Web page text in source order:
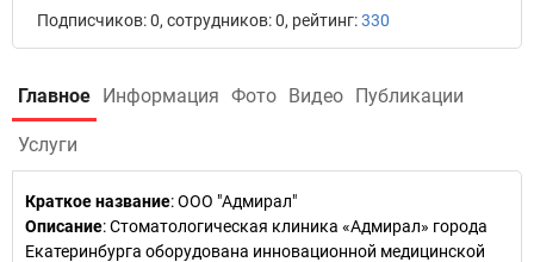
Подписчиков: 0, сотрудников: 0, рейтинг:330
Главное Информация Фото Видео Публикации
Услуги
Краткое название:ООО "Адмирал"
Описание: Стоматологическая клиника «Адмирал» города
Екатеринбурга оборудована инновационной медицинской